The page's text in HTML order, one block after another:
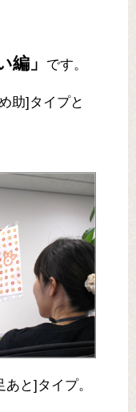
編」 です。
助]タイプと
と]タイプ。